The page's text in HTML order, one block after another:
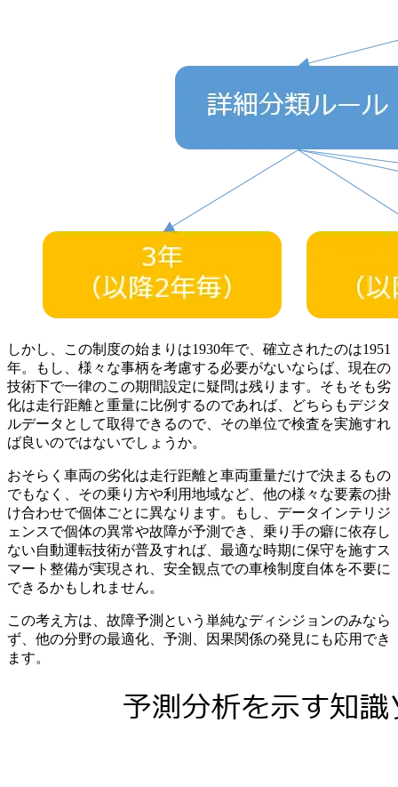
しかし、この制度の始まりは1930年で、確立されたのは1951
年。もし、様々な事柄を考慮する必要がないならば、現在の
技術下で一律のこの期間設定に疑問は残ります。そもそも劣
化は走行距離と重量に比例するのであれば、どちらもデジタ
ルデータとして取得できるので、その単位で検査を実施すれ
ば良いのではないでしょうか。
おそらく車両の劣化は走行距離と車両重量だけで決まるもの
でもなく、その乗り方や利用地域など、他の様々な要素の掛
け合わせで個体ごとに異なります。もし、データインテリジ
ェンスで個体の異常や故障が予測でき、乗り手の癖に依存し
ない自動運転技術が普及すれば、最適な時期に保守を施すス
マート整備が実現され、安全観点での車検制度自体を不要に
できるかもしれません。
この考え方は、故障予測という単純なディシジョンのみなら
ず、他の分野の最適化、予測、因果関係の発見にも応用でき
ます。